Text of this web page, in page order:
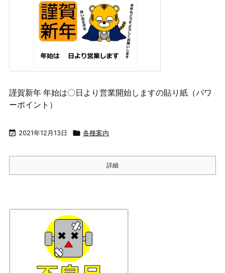
謹賀新年 年始は〇日より営業開始しますの貼り紙（パワ
ーポイント）
 2021年12月13日  各種案内
詳細